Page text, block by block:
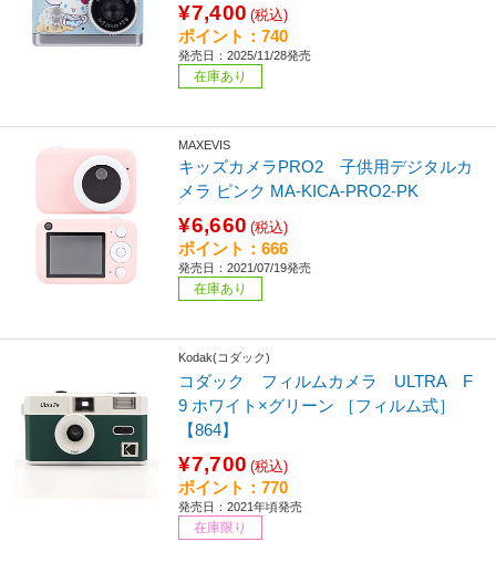
¥7,400 (税込)
ポイント：740
発売日：2025/11/28発売
在庫あり
MAXEVIS
キッズカメラPRO2 子供用デジタルカ
メラ ピンク MA-KICA-PRO2-PK
¥6,660 (税込)
ポイント：666
発売日：2021/07/19発売
在庫あり
Kodak(コダック)
コダック フィルムカメラ ULTRA F
9 ホワイト×グリーン ［フィルム式］
【864】
¥7,700 (税込)
ポイント：770
発売日：2021年頃発売
在庫限り